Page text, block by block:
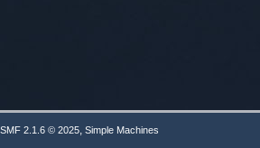
SMF 2.1.6 © 2025, Simple Machines